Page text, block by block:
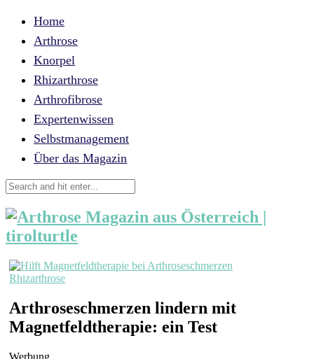
Home
Arthrose
Knorpel
Rhizarthrose
Arthrofibrose
Expertenwissen
Selbstmanagement
Über das Magazin
Rhizarthrose
Arthroseschmerzen lindern mit
Magnetfeldtherapie: ein Test
Werbung